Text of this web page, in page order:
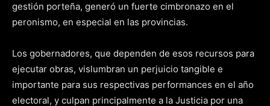
gestión porteña, generó un fuerte cimbronazo en el
peronismo, en especial en las provincias.
Los gobernadores, que dependen de esos recursos para
ejecutar obras, vislumbran un perjuicio tangible e
importante para sus respectivas performances en el año
electoral, y culpan principalmente a la Justicia por una